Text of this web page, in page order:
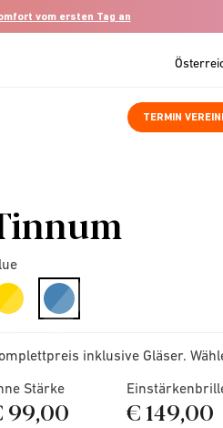
vom ersten Tag an
TERMIN
selected
inklusive Gläser.
Stärke
99,00 € 149,00